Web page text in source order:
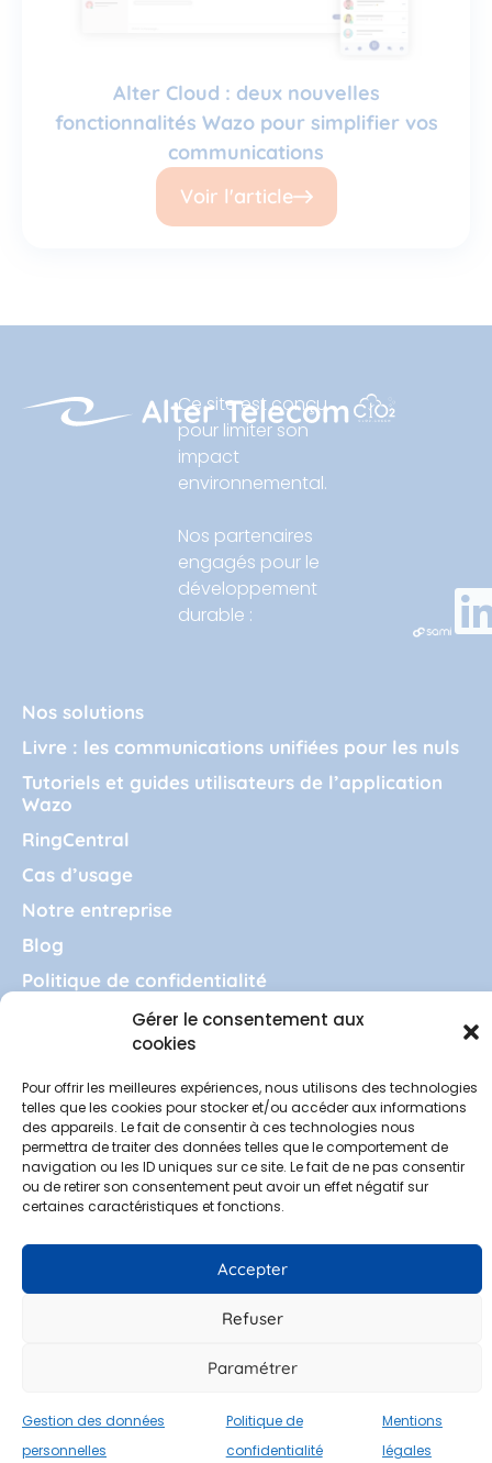
Gérer le consentement aux
cookies
Pour offrir les meilleures expériences, nous utilisons des technologies
telles que les cookies pour stocker et/ou accéder aux informations
des appareils. Le fait de consentir à ces technologies nous
permettra de traiter des données telles que le comportement de
navigation ou les ID uniques sur ce site. Le fait de ne pas consentir
ou de retirer son consentement peut avoir un effet négatif sur
certaines caractéristiques et fonctions.
Accepter
Refuser
Paramétrer
Gestion des données
personnelles
Politique de
confidentialité
Mentions
légales
Alter Cloud : deux nouvelles
fonctionnalités Wazo pour simplifier vos
communications
Voir l'article
Ce site est conçu
pour limiter son
impact
environnemental.
Nos partenaires
engagés pour le
développement
durable :
Nos solutions
Livre : les communications unifiées pour les nuls
Tutoriels et guides utilisateurs de l’application
Wazo
RingCentral
Cas d’usage
Notre entreprise
Blog
Politique de confidentialité
Gestion des données personnelles
Mentions légales
Contact
Demander une démo
Espace clients
–Mentions légales
données personnelles
© 2022 Alter Telecom. Site web réalisé par
Découvrez Wazo et
Alter Cloud
Vous êtes à la recherche d’une
solution detéléphoniecloud
100% française?